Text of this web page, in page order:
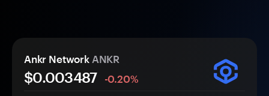
Ankr Network ANKR
$0.003487
-0.20%